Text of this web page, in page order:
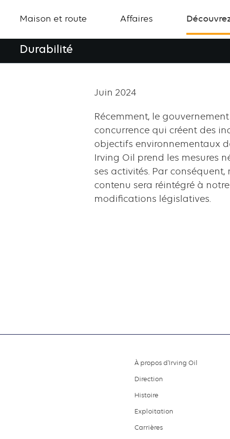
Maison et route Affaires
Secondary
Durabilité
Juin 2024
Récemment, le
concurrence qui créent des
objectifs environnementaux
Irving Oil prend les mesures
ses activités. Par
contenu sera réintégré à
modifications législatives.
Footer
menu
À propos d'Irving Oil
Direction
Histoire
Exploitation
Carrières